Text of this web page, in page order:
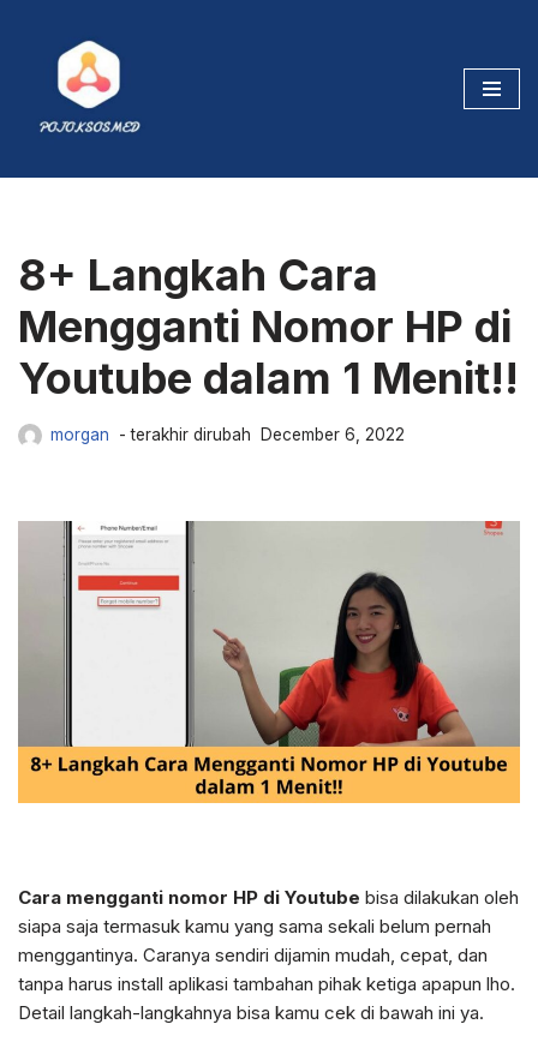
content
8+ Langkah Cara
Mengganti Nomor HP di
Youtube dalam 1 Menit!!
morgan December 6, 2022
Cara mengganti nomor HP di Youtube bisa dilakukan oleh
siapa saja termasuk kamu yang sama sekali belum pernah
menggantinya. Caranya sendiri dijamin mudah, cepat, dan
tanpa harus install aplikasi tambahan pihak ketiga apapun lho.
Detail langkah-langkahnya bisa kamu cek di bawah ini ya.
maupun